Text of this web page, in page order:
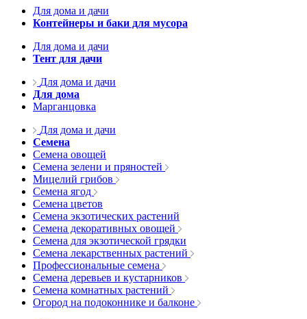
Для дома и дачи
Контейнеры и баки для мусора
Для дома и дачи
Тент для дачи
Для дома и дачи
Для дома
Марганцовка
Для дома и дачи
Семена
Семена овощей
Семена зелени и пряностей
Мицелий грибов
Семена ягод
Семена цветов
Семена экзотических растений
Семена декоративных овощей
Семена для экзотической грядки
Семена лекарственных растений
Профессиональные семена
Семена деревьев и кустарников
Семена комнатных растений
Огород на подоконнике и балконе